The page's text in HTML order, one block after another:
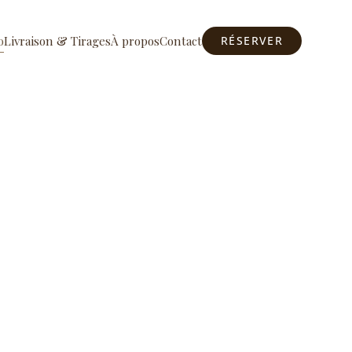
Livraison & TiragesÀ proposContact RÉSERVER